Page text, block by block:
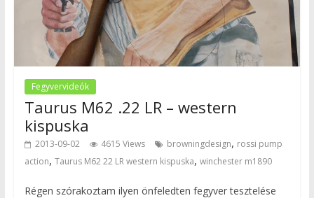
Fegyvervideók
Taurus M62 .22 LR – western
kispuska
2013-09-02 4615 Views browningdesign, rossi pump
action, Taurus M62 22 LR western kispuska, winchester m1890
Régen szórakoztam ilyen önfeledten fegyver tesztelése